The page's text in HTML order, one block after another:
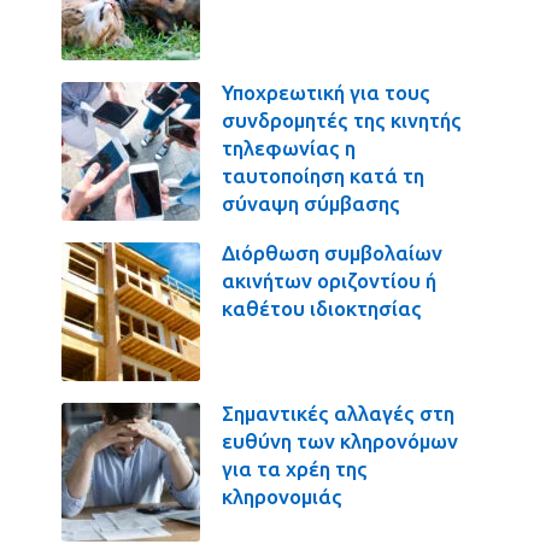
Υποχρεωτική για τους
συνδρομητές της κινητής
τηλεφωνίας η
ταυτοποίηση κατά τη
σύναψη σύμβασης
Διόρθωση συμβολαίων
ακινήτων οριζοντίου ή
καθέτου ιδιοκτησίας
Σημαντικές αλλαγές στη
ευθύνη των κληρονόμων
για τα χρέη της
κληρονομιάς